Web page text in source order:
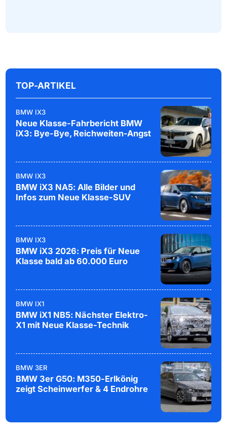
TOP-ARTIKEL
BMW IX3
Neue Klasse-Fahrbericht BMW
iX3: Bye-Bye, Reichweiten-Angst
BMW IX3
BMW iX3 NA5: Alle Bilder und
Infos zum Neue Klasse-SUV
BMW IX3
BMW iX3 2026: Preis für Neue
Klasse bald ab 60.000 Euro
BMW IX1
BMW iX1 NB5: Nächster Elektro-
X1 mit Neue Klasse-Technik
BMW 3ER
BMW 3er G50: M350-Erlkönig
zeigt Scheinwerfer & 4 Endrohre